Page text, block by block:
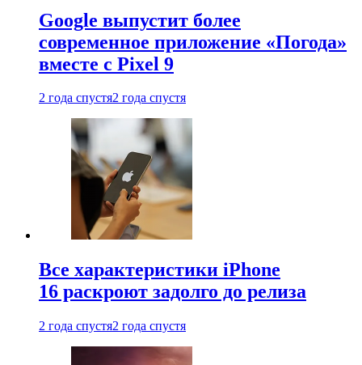
Google выпустит более
современное приложение «Погода»
вместе с Pixel 9
2 года спустя2 года спустя
Все характеристики iPhone
16 раскроют задолго до релиза
2 года спустя2 года спустя